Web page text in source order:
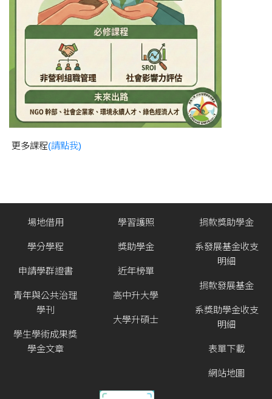
更多課程(請點我)
場地借用
學分學程
申請學群證書
青年與公共治理
學刊
學生學術成果獎
學金文章
學習護照
獎助學金
近年榜單
高中升大學
大學升碩士
捐款獎助學金
系發展基金收支
明細
捐款發展基金
系獎助學金收支
明細
表單下載
網站地圖